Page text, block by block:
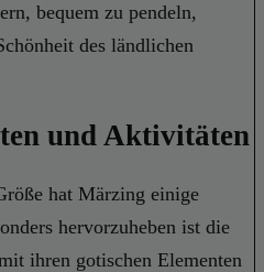
bequem zu pendeln,
des ländlichen
und Aktivitäten
hat Märzing einige
hervorzuheben ist die
ihren gotischen Elementen